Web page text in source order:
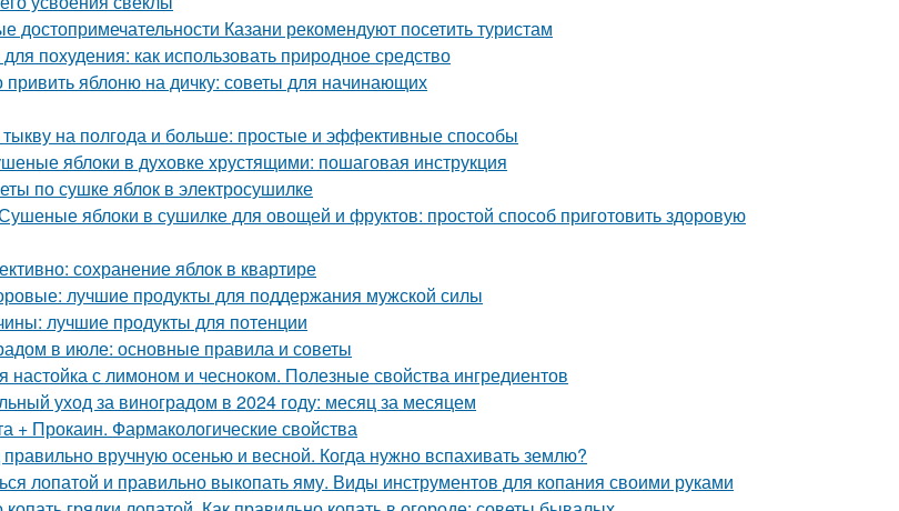
достопримечательности Казани рекомендуют посетить туристам
похудения: как использовать природное средство
привить яблоню на дичку: советы для начинающих
тыкву на полгода и больше: простые и эффективные способы
яблоки в духовке хрустящими: пошаговая инструкция
по сушке яблок в электросушилке
яблоки в сушилке для овощей и фруктов: простой способ приготовить здоровую
сохранение яблок в квартире
лучшие продукты для поддержания мужской силы
лучшие продукты для потенции
в июле: основные правила и советы
настойка с лимоном и чесноком. Полезные свойства ингредиентов
уход за виноградом в 2024 году: месяц за месяцем
+ Прокаин. Фармакологические свойства
правильно вручную осенью и весной. Когда нужно вспахивать землю?
лопатой и правильно выкопать яму. Виды инструментов для копания своими руками